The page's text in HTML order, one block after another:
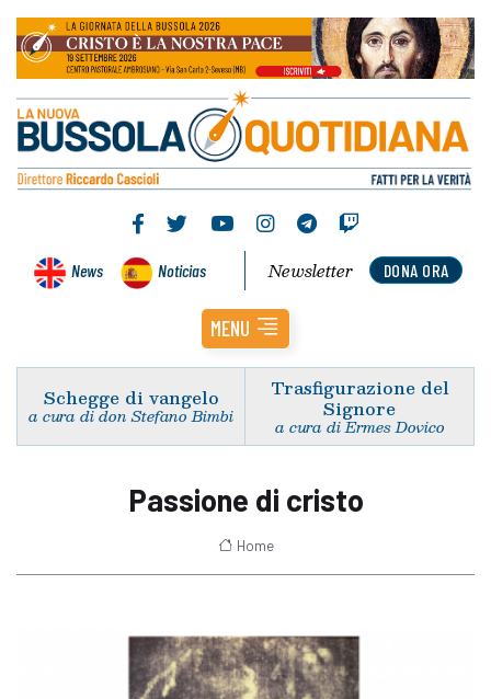
News Noticias DONA ORA
Newsletter
MENU
Schegge di vangelo
a cura di don Stefano Bimbi
Trasfigurazione del
Signore
a cura di Ermes Dovico
Passione di cristo
Home